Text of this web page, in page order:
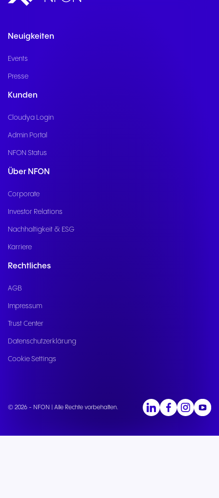
Neuigkeiten
Events
Presse
Kunden
Cloudya Login
Admin Portal
NFON Status
Über NFON
Corporate
Investor Relations
Nachhaltigkeit & ESG
Karriere
Rechtliches
AGB
Impressum
Trust Center
Datenschutzerklärung
Cookie Settings
© 2026 - NFON | Alle Rechte vorbehalten.